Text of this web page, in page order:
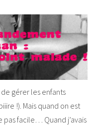
gérer les enfants
!). Mais quand on est
facile… Quand j’avais